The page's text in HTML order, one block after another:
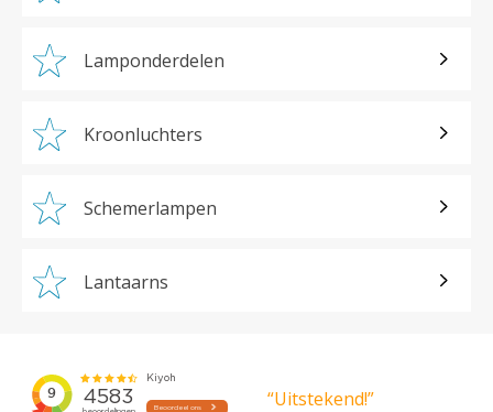
Lamponderdelen
Kroonluchters
Schemerlampen
Lantaarns
“Uitstekend!”